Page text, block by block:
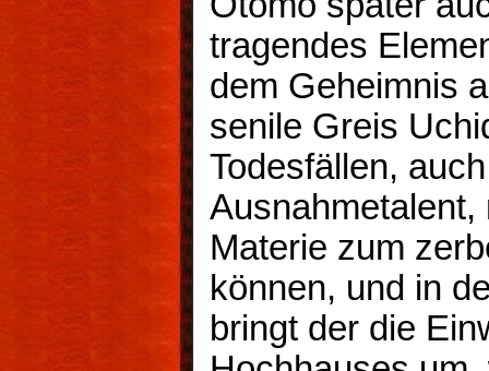
tragendes
dem Geheimnis
senile Greis
Todesfällen,
Materie zum
können, und in
bringt der die